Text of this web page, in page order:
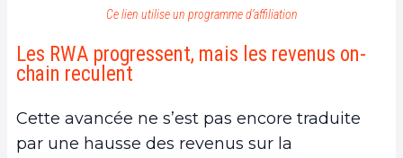
Ce lien utilise un programme d’affiliation
Les RWA progressent, mais les revenus on-
chain reculent
Cette avancée ne s’est pas encore traduite
par une hausse des revenus sur la